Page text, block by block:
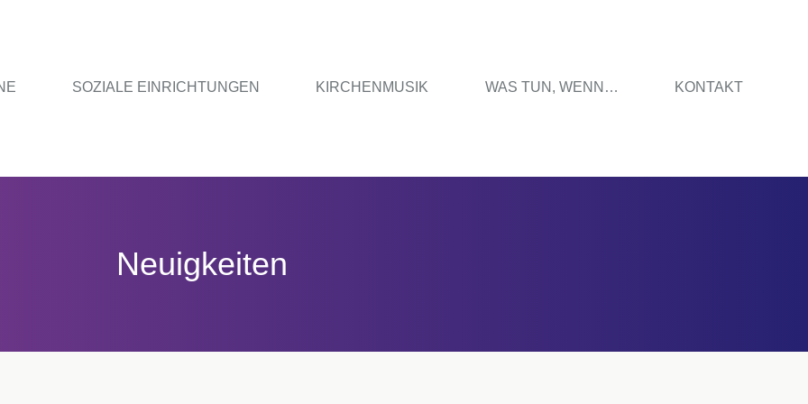
SOZIALE EINRICHTUNGEN KIRCHENMUSIK WAS TUN, WENN… KONTAKT
Neuigkeiten